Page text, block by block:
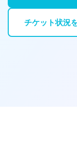
チケット状況